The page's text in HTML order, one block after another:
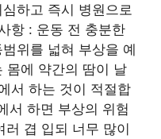
하고 즉시 병원으로
항 : 운동 전 충분한
위를 넓혀 부상을 예
몸에 약간의 땀이 날
서 하는 것이 적절합
서 하면 부상의 위험
러 겹 입되 너무 많이